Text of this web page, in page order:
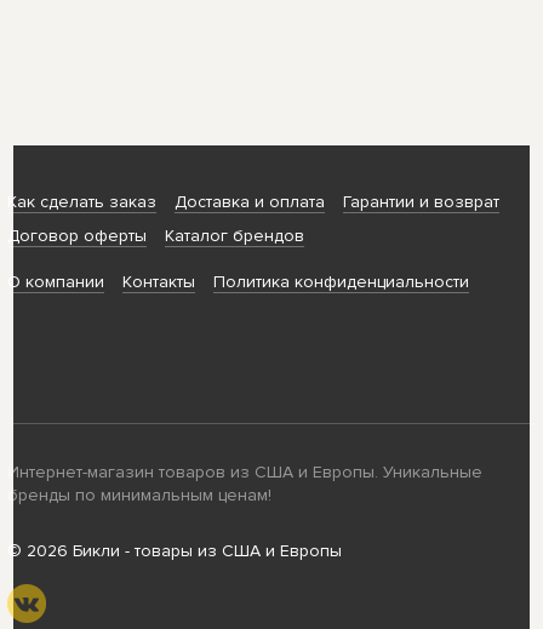
Как сделать заказ Доставка и оплата
Гарантии и возврат
Договор оферты
Каталог брендов
О компании Контакты Политика конфиденциальности
Интернет-магазин товаров из США и Европы. Уникальные
бренды по минимальным ценам!
© 2026 Бикли - товары из США и Европы